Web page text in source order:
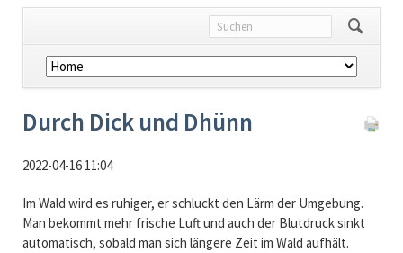
Navigation
überspringen
Durch Dick und Dhünn
2022-04-16 11:04
Im Wald wird es ruhiger, er schluckt den Lärm der Umgebung.
Man bekommt mehr frische Luft und auch der Blutdruck sinkt
automatisch, sobald man sich längere Zeit im Wald aufhält.